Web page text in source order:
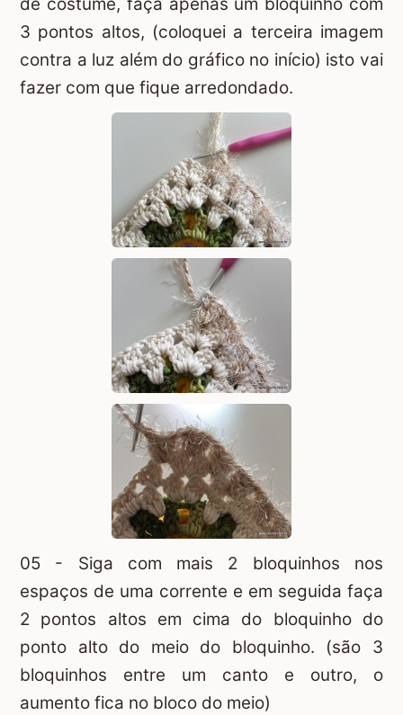
de costume, faça apenas um bloquinho com
3 pontos altos, (coloquei a terceira imagem
contra a luz além do gráfico no início) isto vai
fazer com que fique arredondado.
05 - Siga com mais 2 bloquinhos nos
espaços de uma corrente e em seguida faça
2 pontos altos em cima do bloquinho do
ponto alto do meio do bloquinho. (são 3
bloquinhos entre um canto e outro, o
aumento fica no bloco do meio)